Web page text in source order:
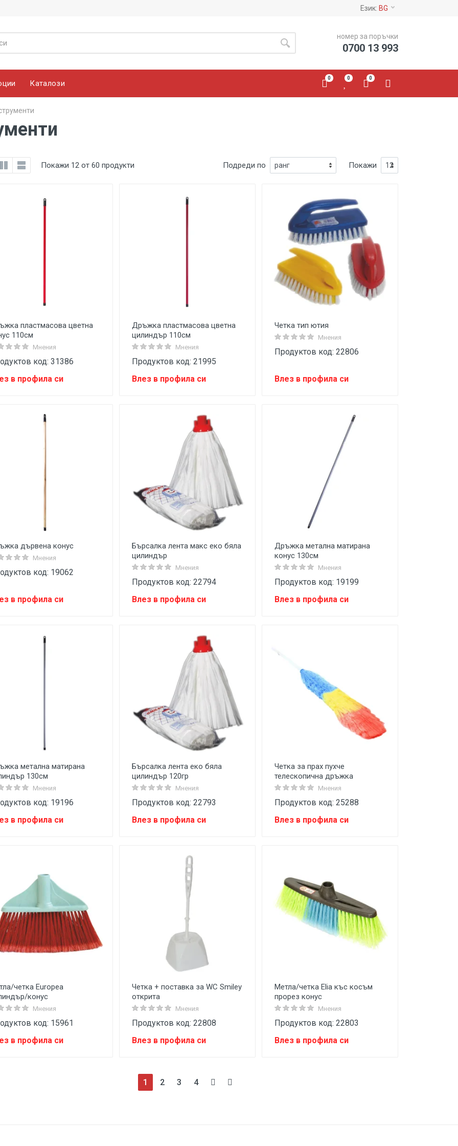
Език: BG
номер за поръчки
0700 13 993
Каталози
0 0 0
Покажи 12 от 60 продукти Подреди по Покажи
пластмасова цветна
110см
Мнения
код: 31386
в профила си
Дръжка пластмасова цветна
цилиндър 110см
Мнения
Продуктов код: 21995
Влез в профила си
Четка тип ютия
Мнения
Продуктов код: 22806
Влез в профила си
дървена конус
Мнения
код: 19062
в профила си
Бърсалка лента макс еко бяла
цилиндър
Мнения
Продуктов код: 22794
Влез в профила си
Дръжка метална матирана
конус 130см
Мнения
Продуктов код: 19199
Влез в профила си
метална матирана
130см
Мнения
код: 19196
в профила си
Бърсалка лента еко бяла
цилиндър 120гр
Мнения
Продуктов код: 22793
Влез в профила си
Четка за прах пухче
телескопична дръжка
Мнения
Продуктов код: 25288
Влез в профила си
четка Europea
конус
Мнения
код: 15961
в профила си
Четка + поставка за WC Smiley
открита
Мнения
Продуктов код: 22808
Влез в профила си
Метла/четка Elia къс косъм
прорез конус
Мнения
Продуктов код: 22803
Влез в профила си
1 (current)
2 3 4